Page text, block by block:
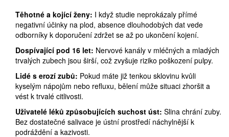
Těhotné a kojící ženy: I když studie neprokázaly přímé
negativní účinky na plod, absence dlouhodobých dat vede
odborníky k doporučení zdržet se až po ukončení kojení.
Dospívající pod 16 let: Nervové kanály v mléčných a mladých
trvalých zubech jsou širší, což zvyšuje riziko poškození pulpy.
Lidé s erozí zubů: Pokud máte již tenkou sklovinu kvůli
kyselým nápojům nebo refluxu, bělení může situaci zhoršit a
vést k trvalé citlivosti.
Uživatelé léků způsobujících suchost úst: Slina chrání zuby.
Bez dostatečné salivace je ústní prostředí náchylnější k
podráždění a kazivosti.